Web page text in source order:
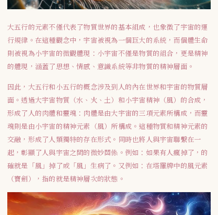
大五行的元素不僅代表了物質世界的基本組成，也象徵了宇宙的運
行規律。在這種觀念中，宇宙被視為一個巨大的系統，而個體生命
則被視為小宇宙的微觀體現：小宇宙不僅是物質的組合，更是精神
的體現，涵蓋了思想、情感、意識系統等非物質的精神層面。
因此，大五行和小五行的概念涉及到人的內在世界和宇宙的物質層
面。透過大宇宙物質（水、火、土）和小宇宙精神（風）的合成，
形成了人的肉體和靈魂：肉體是由大宇宙的三項元素所構成，而靈
魂則是由小宇宙的精神元素（風）所構成。這種物質和精神元素的
交融，形成了人類獨特的存在形式。同時也將人與宇宙聯繫在一
起，彰顯了人與宇宙之間的微妙關係。例如：如果有人瘋掉了，的
確就是「風」掉了或「風」生病了。又例如：在塔羅牌中的風元素
（寶劍），指的就是精神層次的狀態。